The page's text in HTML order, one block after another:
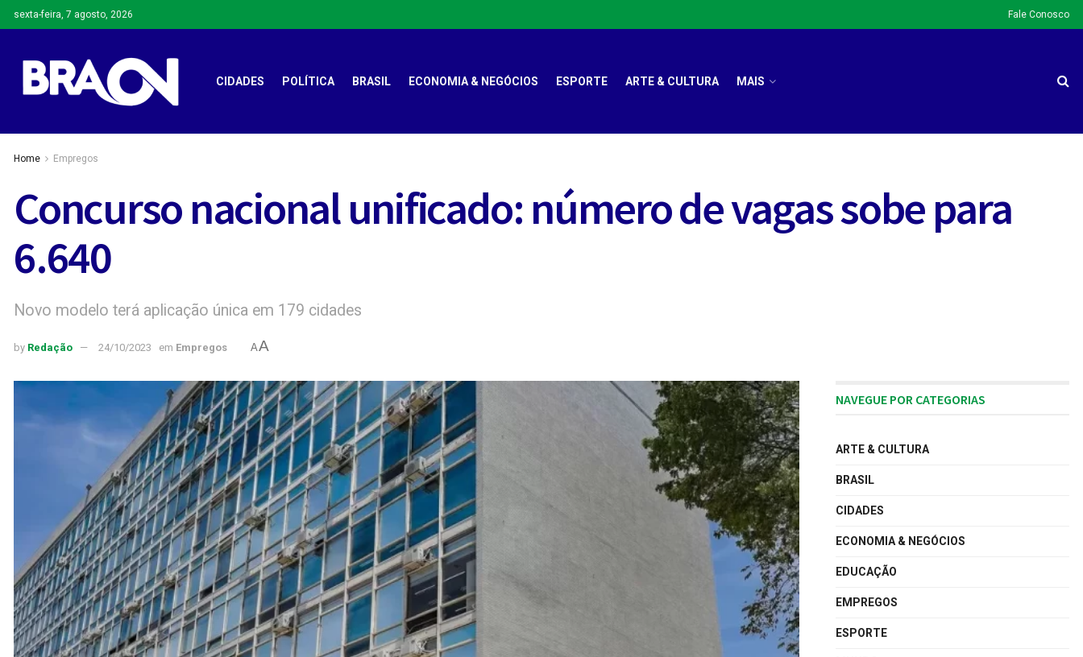
sexta-feira, 7 agosto, 2026 Fale Conosco
CIDADES POLÍTICA BRASIL ECONOMIA & NEGÓCIOS ESPORTE ARTE & CULTURA MAIS
Home Empregos
Concurso nacional unificado: número de vagas sobe para
6.640
Novo modelo terá aplicação única em 179 cidades
by Redação 24/10/2023 em Empregos AA
NAVEGUE POR CATEGORIAS
ARTE & CULTURA
BRASIL
CIDADES
ECONOMIA & NEGÓCIOS
EDUCAÇÃO
EMPREGOS
ESPORTE